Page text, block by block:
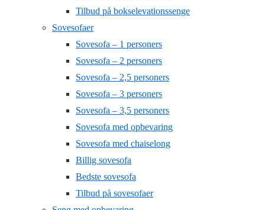
Tilbud på bokselevationssenge
Sovesofaer
Sovesofa – 1 personers
Sovesofa – 2 personers
Sovesofa – 2,5 personers
Sovesofa – 3 personers
Sovesofa – 3,5 personers
Sovesofa med opbevaring
Sovesofa med chaiselong
Billig sovesofa
Bedste sovesofa
Tilbud på sovesofaer